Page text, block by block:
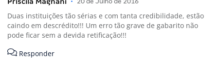
Duas instituições tão sérias e com tanta credibilidade, estão
caindo em descrédito!!! Um erro tão grave de gabarito não
pode ficar sem a devida retificação!!!
Responder